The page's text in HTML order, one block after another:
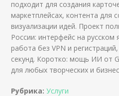
подходит для создания
маркетплейсах, контента для
визуализации идей. Проект
России: интерфейс на
работа без VPN и
секунд. Коротко: мощь ИИ от
для любых творческих и
Рубрика:Услуги